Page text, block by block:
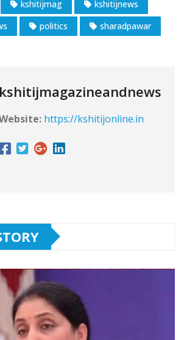
kshitijmag
kshitijnews
politics sharadpawar
kshitijmagazineandnews
https://kshitijonline.in